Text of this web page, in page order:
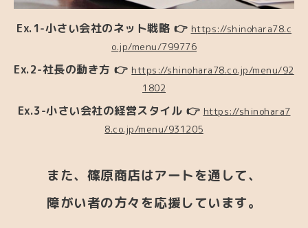
Ex.1-小さい会社のネット戦略 👉 https://shinohara78.c
o.jp/menu/799776
Ex.2-社長の動き方 👉 https://shinohara78.co.jp/menu/92
1802
Ex.3-小さい会社の経営スタイル 👉 https://shinohara7
8.co.jp/menu/931205
また、篠原商店はアートを通して、
障がい者の方々を応援しています。